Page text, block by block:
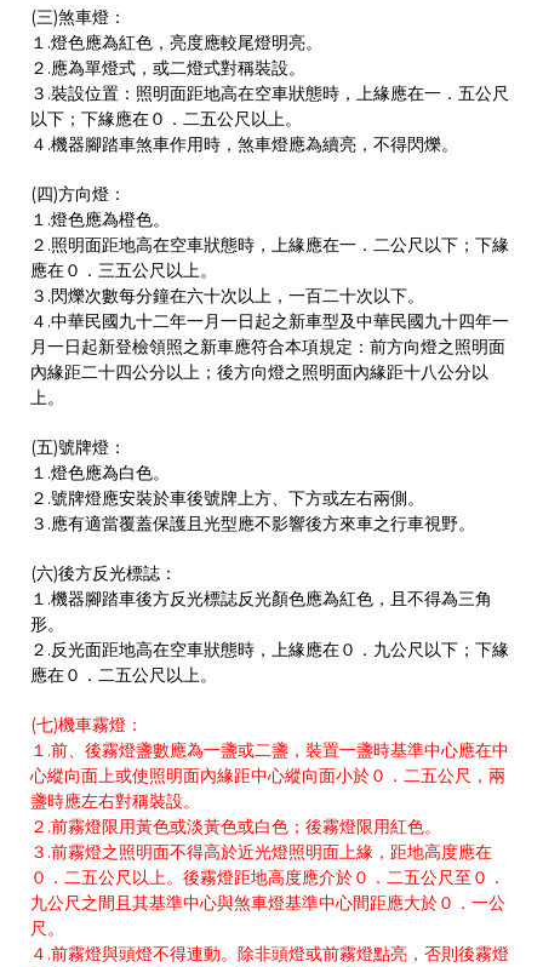
(三)煞車燈：
１.燈色應為紅色，亮度應較尾燈明亮。
２.應為單燈式，或二燈式對稱裝設。
３.裝設位置：照明面距地高在空車狀態時，上緣應在一．五公尺
以下；下緣應在０．二五公尺以上。
４.機器腳踏車煞車作用時，煞車燈應為續亮，不得閃爍。
(四)方向燈：
１.燈色應為橙色。
２.照明面距地高在空車狀態時，上緣應在一．二公尺以下；下緣
應在０．三五公尺以上。
３.閃爍次數每分鐘在六十次以上，一百二十次以下。
４.中華民國九十二年一月一日起之新車型及中華民國九十四年一
月一日起新登檢領照之新車應符合本項規定：前方向燈之照明面
內緣距二十四公分以上；後方向燈之照明面內緣距十八公分以
上。
(五)號牌燈：
１.燈色應為白色。
２.號牌燈應安裝於車後號牌上方、下方或左右兩側。
３.應有適當覆蓋保護且光型應不影響後方來車之行車視野。
(六)後方反光標誌：
１.機器腳踏車後方反光標誌反光顏色應為紅色，且不得為三角
形。
２.反光面距地高在空車狀態時，上緣應在０．九公尺以下；下緣
應在０．二五公尺以上。
(七)機車霧燈：
１.前、後霧燈盞數應為一盞或二盞，裝置一盞時基準中心應在中
心縱向面上或使照明面內緣距中心縱向面小於０．二五公尺，兩
盞時應左右對稱裝設。
２.前霧燈限用黃色或淡黃色或白色；後霧燈限用紅色。
３.前霧燈之照明面不得高於近光燈照明面上緣，距地高度應在
０．二五公尺以上。後霧燈距地高度應介於０．二五公尺至０．
九公尺之間且其基準中心與煞車燈基準中心間距應大於０．一公
尺。
４.前霧燈與頭燈不得連動。除非頭燈或前霧燈點亮，否則後霧燈